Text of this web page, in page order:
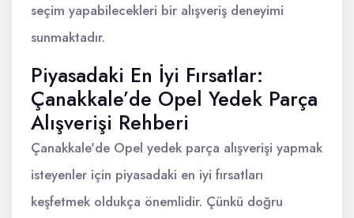
seçim yapabilecekleri bir alışveriş deneyimi
sunmaktadır.
Piyasadaki En İyi Fırsatlar:
Çanakkale’de Opel Yedek Parça
Alışverişi Rehberi
Çanakkale'de Opel yedek parça alışverişi yapmak
isteyenler için piyasadaki en iyi fırsatları
keşfetmek oldukça önemlidir. Çünkü doğru